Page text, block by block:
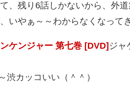
、残り6話しかないから、外
いやぁ～～わからなくなっ
ケンジャー 第七巻 [DVD] ジャ
渋カッコいい（＾＾）